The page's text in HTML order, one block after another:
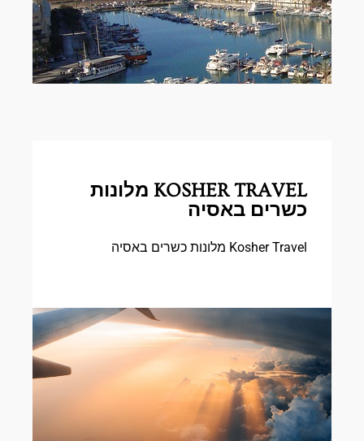
KOSHER TRAVEL מלונות
כשרים באסיה
Kosher Travel מלונות כשרים באסיה